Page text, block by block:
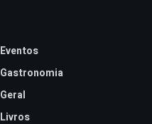
Eventos
Gastronomia
Geral
Livros